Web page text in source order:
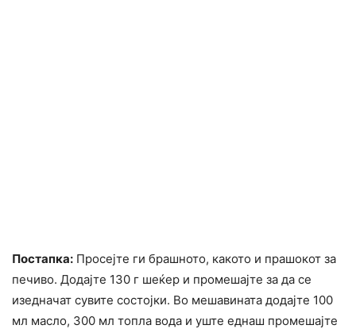
Постапка: Просејте ги брашното, какото и прашокот за
печиво. Додајте 130 г шеќер и промешајте за да се
изедначат сувите состојки. Во мешавината додајте 100
мл масло, 300 мл топла вода и уште еднаш промешајте